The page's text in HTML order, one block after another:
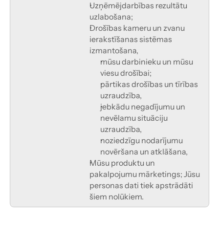
Uzņēmējdarbības rezultātu
uzlabošana;
Drošības kameru un zvanu
ierakstīšanas sistēmas
izmantošana,
mūsu darbinieku un mūsu
viesu drošībai;
pārtikas drošības un tīrības
uzraudzība,
jebkādu negadījumu un
nevēlamu situāciju
uzraudzība,
noziedzīgu nodarījumu
novēršana un atklāšana,
Mūsu produktu un
pakalpojumu mārketings; Jūsu
personas dati tiek apstrādāti
šiem nolūkiem.